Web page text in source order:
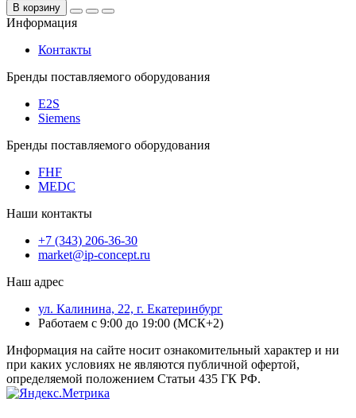
В корзину
Информация
Контакты
Бренды поставляемого оборудования
E2S
Siemens
Бренды поставляемого оборудования
FHF
MEDC
Наши контакты
+7 (343) 206-36-30
market@ip-concept.ru
Наш адрес
ул. Калинина, 22, г. Екатеринбург
Работаем с 9:00 до 19:00 (МСК+2)
Информация на сайте носит ознакомительный характер и ни
при каких условиях не являются публичной офертой,
определяемой положением Статьи 435 ГК РФ.